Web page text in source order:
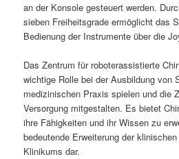
an der Konsole gesteuert werden.
sieben Freiheitsgrade ermöglicht das
Bedienung der Instrumente über die
Das Zentrum für roboterassistierte
wichtige Rolle bei der Ausbildung von
medizinischen Praxis spielen und die
Versorgung mitgestalten. Es bietet
ihre Fähigkeiten und ihr Wissen zu
bedeutende Erweiterung der
Klinikums dar.